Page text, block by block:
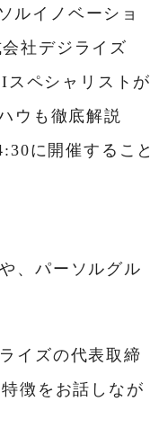
ルイノベーショ
社デジライズ
スペシャリストが
ウも徹底解説
に開催すること
、パーソルグル
イズの代表取締
徴をお話しなが